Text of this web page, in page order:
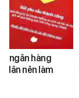
ngân hàng
dân nên làm